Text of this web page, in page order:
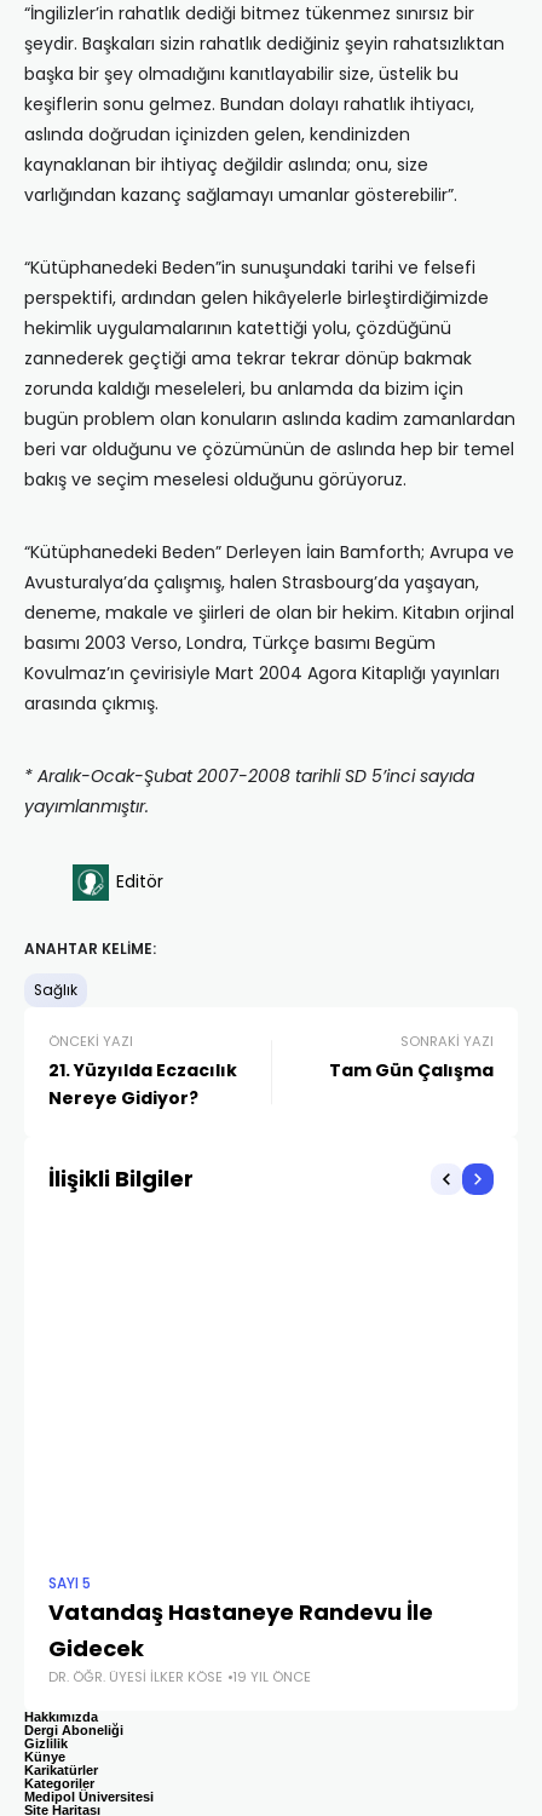
“İngilizler’in rahatlık dediği bitmez tükenmez sınırsız bir
şeydir. Başkaları sizin rahatlık dediğiniz şeyin rahatsızlıktan
başka bir şey olmadığını kanıtlayabilir size, üstelik bu
keşiflerin sonu gelmez. Bundan dolayı rahatlık ihtiyacı,
aslında doğrudan içinizden gelen, kendinizden
kaynaklanan bir ihtiyaç değildir aslında; onu, size
varlığından kazanç sağlamayı umanlar gösterebilir”.
“Kütüphanedeki Beden”in sunuşundaki tarihi ve felsefi
perspektifi, ardından gelen hikâyelerle birleştirdiğimizde
hekimlik uygulamalarının katettiği yolu, çözdüğünü
zannederek geçtiği ama tekrar tekrar dönüp bakmak
zorunda kaldığı meseleleri, bu anlamda da bizim için
bugün problem olan konuların aslında kadim zamanlardan
beri var olduğunu ve çözümünün de aslında hep bir temel
bakış ve seçim meselesi olduğunu görüyoruz.
“Kütüphanedeki Beden” Derleyen İain Bamforth; Avrupa ve
Avusturalya’da çalışmış, halen Strasbourg’da yaşayan,
deneme, makale ve şiirleri de olan bir hekim. Kitabın orjinal
basımı 2003 Verso, Londra, Türkçe basımı Begüm
Kovulmaz’ın çevirisiyle Mart 2004 Agora Kitaplığı yayınları
arasında çıkmış.
* Aralık-Ocak-Şubat 2007-2008 tarihli SD 5’inci sayıda
yayımlanmıştır.
Editör
ANAHTAR KELIME:
Sağlık
ÖNCEKI YAZI
21. Yüzyılda Eczacılık
Nereye Gidiyor?
SONRAKI YAZI
Tam Gün Çalışma
İlişikli Bilgiler
SAYI 5
Vatandaş Hastaneye Randevu İle
Gidecek
DR. ÖĞR. ÜYESI İLKER KÖSE 19 YIL ÖNCE
Hakkımızda
Dergi Aboneliği
Gizlilik
Künye
Karikatürler
Kategoriler
Medipol Üniversitesi
Site Haritası